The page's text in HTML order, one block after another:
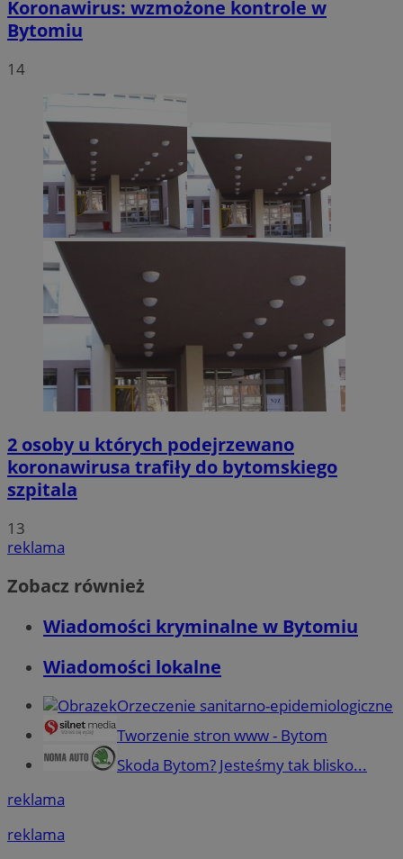
Koronawirus: wzmożone kontrole w
Bytomiu
14
2 osoby u których podejrzewano
koronawirusa trafiły do bytomskiego
szpitala
13
reklama
Zobacz również
Wiadomości kryminalne w Bytomiu
Wiadomości lokalne
Orzeczenie sanitarno-epidemiologiczne
Tworzenie stron www - Bytom
Skoda Bytom? Jesteśmy tak blisko...
reklama
reklama